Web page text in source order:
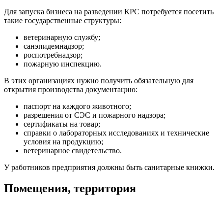
Для запуска бизнеса на разведении КРС потребуется посетить
такие государственные структуры:
ветеринарную службу;
санэпидемнадзор;
роспотребнадзор;
пожарную инспекцию.
В этих организациях нужно получить обязательную для
открытия производства документацию:
паспорт на каждого животного;
разрешения от СЭС и пожарного надзора;
сертификаты на товар;
справки о лабораторных исследованиях и технические
условия на продукцию;
ветеринарное свидетельство.
У работников предприятия должны быть санитарные книжки.
Помещения, территория